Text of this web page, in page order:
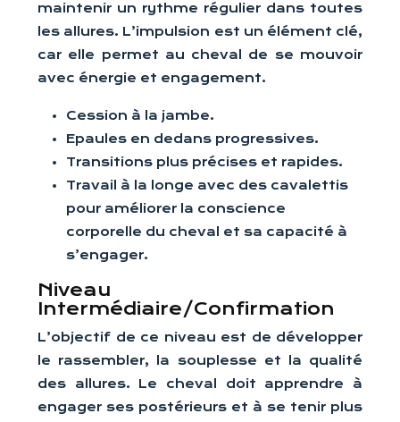
maintenir un rythme régulier dans toutes
les allures. L’impulsion est un élément clé,
car elle permet au cheval de se mouvoir
avec énergie et engagement.
Cession à la jambe.
Epaules en dedans progressives.
Transitions plus précises et rapides.
Travail à la longe avec des cavalettis
pour améliorer la conscience
corporelle du cheval et sa capacité à
s’engager.
Niveau
Intermédiaire/Confirmation
L’objectif de ce niveau est de développer
le rassembler, la souplesse et la qualité
des allures. Le cheval doit apprendre à
engager ses postérieurs et à se tenir plus